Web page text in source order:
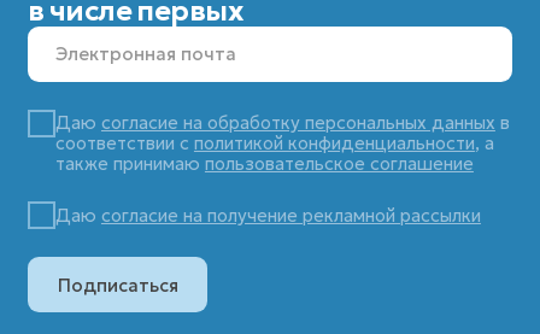
Согласие Пользователя сайта на обработку
персональных данных
Пользовательское соглашение
Согласие на получение рассылки
© 2025 KARMATRAVEL. Все права защищены.